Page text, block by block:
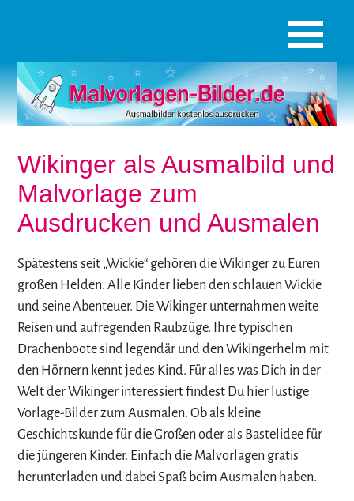
Wikinger als Ausmalbild und
Malvorlage zum
Ausdrucken und Ausmalen
Spätestens seit „Wickie“ gehören die Wikinger zu Euren
großen Helden. Alle Kinder lieben den schlauen Wickie
und seine Abenteuer. Die Wikinger unternahmen weite
Reisen und aufregenden Raubzüge. Ihre typischen
Drachenboote sind legendär und den Wikingerhelm mit
den Hörnern kennt jedes Kind. Für alles was Dich in der
Welt der Wikinger interessiert findest Du hier lustige
Vorlage-Bilder zum Ausmalen. Ob als kleine
Geschichtskunde für die Großen oder als Bastelidee für
die jüngeren Kinder. Einfach die Malvorlagen gratis
herunterladen und dabei Spaß beim Ausmalen haben.